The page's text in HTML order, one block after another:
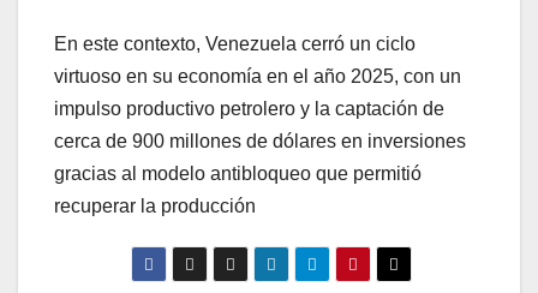
En este contexto, Venezuela cerró un ciclo
virtuoso en su economía en el año 2025, con un
impulso productivo petrolero y la captación de
cerca de 900 millones de dólares en inversiones
gracias al modelo antibloqueo que permitió
recuperar la producción